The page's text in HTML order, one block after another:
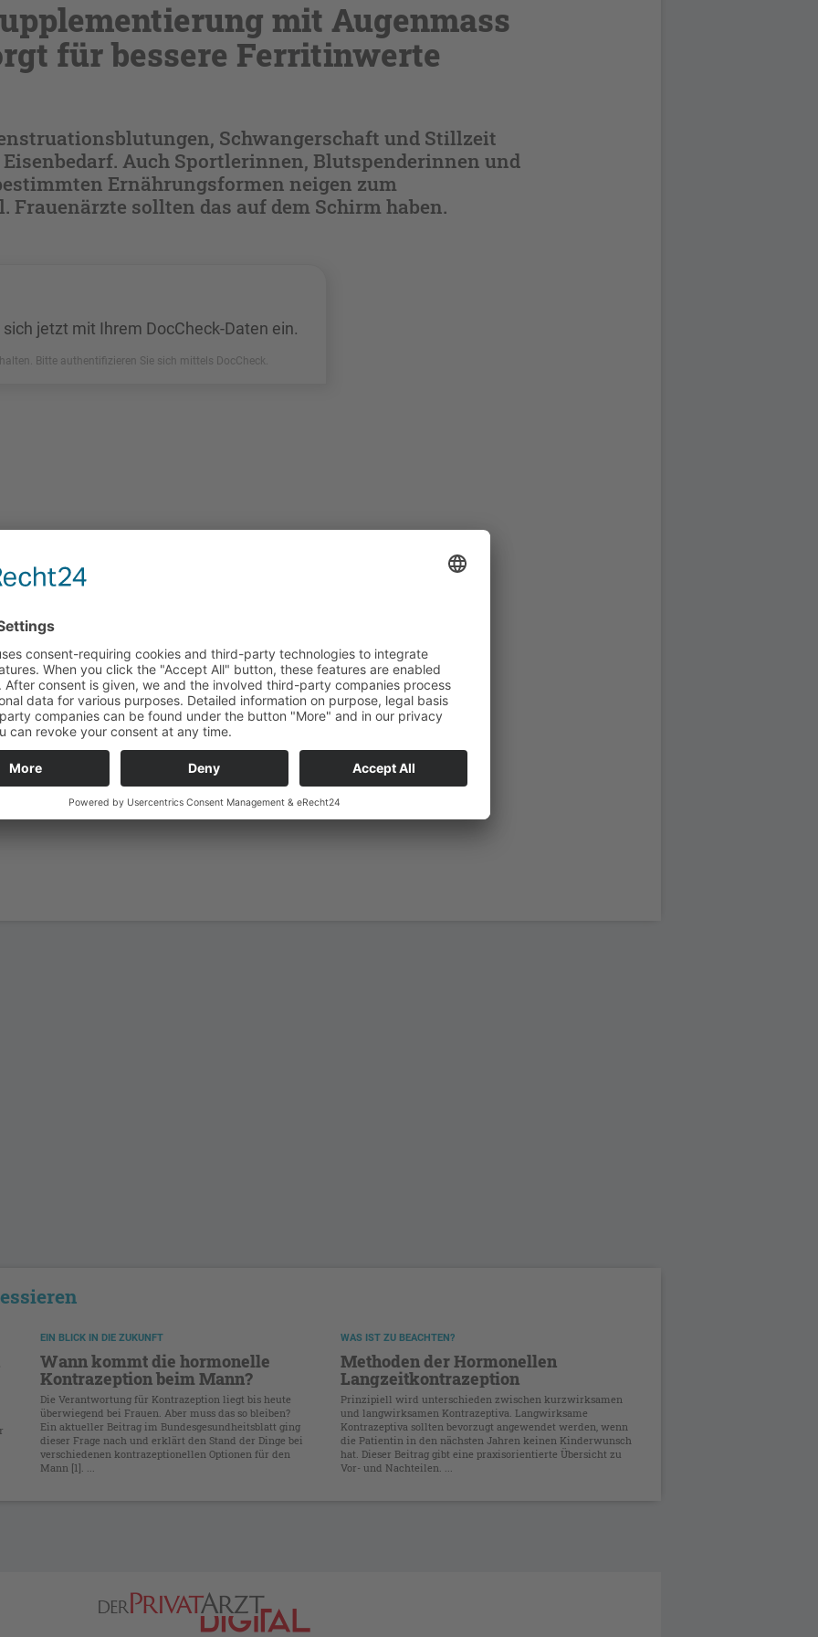
mit Augenmass
für bessere Ferritinwerte
Schwangerschaft und Stillzeit
Eisenbedarf. Auch Sportlerinnen, Blutspenderinnen und
Ernährungsformen neigen zum
Frauenärzte sollten das auf dem Schirm haben.
jetzt mit Ihrem DocCheck-Daten ein.
Bitte authentifizieren Sie sich mittels DocCheck.
EIN BLICK IN DIE ZUKUNFT
Wann kommt die hormonelle
Kontrazeption beim Mann?
Die Verantwortung für Kontrazeption liegt bis heute
überwiegend bei Frauen. Aber muss das so bleiben?
Ein aktueller Beitrag im Bundesgesundheitsblatt ging
dieser Frage nach und erklärt den Stand der Dinge bei
verschiedenen kontrazeptionellen Optionen für den
Mann [1]. ...
WAS IST ZU BEACHTEN?
Methoden der Hormonellen
Langzeitkontrazeption
Prinzipiell wird unterschieden zwischen kurzwirksamen
und langwirksamen Kontrazeptiva. Langwirksame
Kontrazeptiva sollten bevorzugt angewendet werden, wenn
die Patientin in den nächsten Jahren keinen Kinderwunsch
hat. Dieser Beitrag gibt eine praxisorientierte Übersicht zu
Vor- und Nachteilen. ...